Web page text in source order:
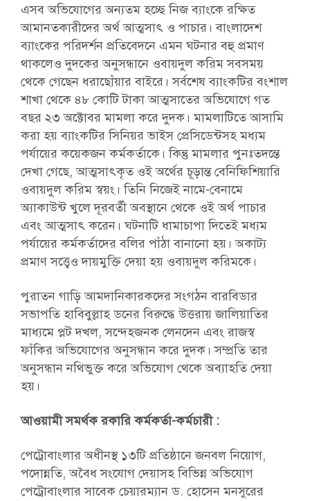
এসব অভিযোগের অন্যতম হচ্ছে নিজ ব্যাংকে রক্ষিত
আমানতকারীদের অর্থ আত্মসাৎ ও পাচার। বাংলাদেশ
ব্যাংকের পরিদর্শন প্রতিবেদনে এমন ঘটনার বহু প্রমাণ
থাকলেও দুদকের অনুসন্ধানে ওবায়দুল করিম সবসময়
থেকে গেছেন ধরাছোঁয়ার বাইরে। সর্বশেষ ব্যাংকটির বংশাল
শাখা থেকে ৪৮ কোটি টাকা আত্মসাতের অভিযোগে গত
বছর ২৩ অক্টোবর মামলা করে দুদক। মামলাটিতে আসামি
করা হয় ব্যাংকটির সিনিয়র ভাইস প্রেসিডেন্টসহ মধ্যম
পর্যায়ের কয়েকজন কর্মকর্তাকে। কিন্তু মামলার পুনঃতদন্তে
দেখা গেছে, আত্মসাৎকৃত ওই অর্থের চূড়ান্ত বেনিফিশিয়ারি
ওবায়দুল করিম স্বয়ং। তিনি নিজেই নামে-বেনামে
অ্যাকাউন্ট খুলে দূরবর্তী অবস্থানে থেকে ওই অর্থ পাচার
এবং আত্মসাৎ করেন। ঘটনাটি ধামাচাপা দিতেই মধ্যম
পর্যায়ের কর্মকর্তাদের বলির পাঁঠা বানানো হয়। অকাট্য
প্রমাণ সত্ত্বেও দায়মুক্তি দেয়া হয় ওবায়দুল করিমকে।
পুরাতন গাড়ি আমদানিকারকদের সংগঠন বারবিডার
সভাপতি হাবিবুল্লাহ ডনের বিরুদ্ধে উত্তরায় জালিয়াতির
মাধ্যমে প্লট দখল, সন্দেহজনক লেনদেন এবং রাজস্ব
ফাঁকির অভিযোগের অনুসন্ধান করে দুদক। সম্প্রতি তার
অনুসন্ধান নথিভুক্ত করে অভিযোগ থেকে অব্যাহতি দেয়া
হয়।
আওয়ামী সমর্থক রকারি কর্মকর্তা-কর্মচারী :
পেট্রোবাংলার অধীনস্থ ১৩টি প্রতিষ্ঠানে জনবল নিয়োগ,
পদোন্নতি, অবৈধ সংযোগ দেয়াসহ বিভিন্ন অভিযোগ
পেট্রোবাংলার সাবেক চেয়ারম্যান ড. হোসেন মনসুরের